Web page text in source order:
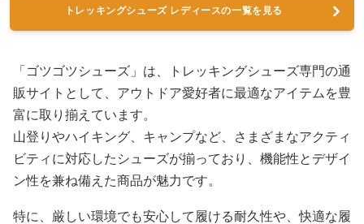
トレッキングシューズ レディースの一覧を見る
「ゴツゴツシューズ」は、トレッキングシューズ専門の通
販サイトとして、アウトドア愛好者に最適なアイテムを豊
富に取り揃えています。
山登りやハイキング、キャンプなど、さまざまなアクティ
ビティに対応したシューズが揃っており、機能性とデザイ
ン性を兼ね備えた商品が魅力です。
特に、厳しい環境でも安心して履ける耐久性や、快適な履